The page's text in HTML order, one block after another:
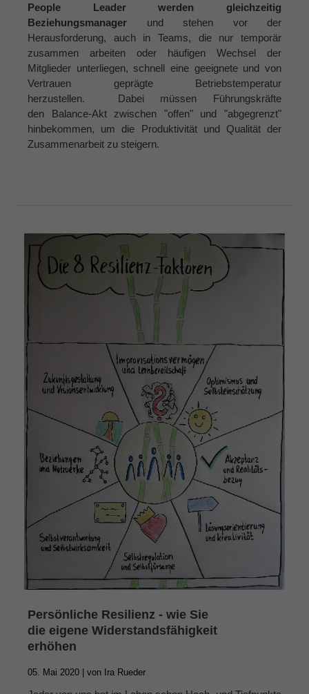
People Leader werden gleichzeitig
Beziehungsmanager und stehen vor der
Herausforderung, auch in Teams, die nur temporär
zusammen arbeiten oder häufigen Wechsel der
Mitglieder unterliegen, schnell eine geeignete und von
Vertrauen geprägte Betriebstemperatur
herzustellen. Dabei müssen Führungskräfte
den Balance-Akt zwischen "offen" und "abgegrenzt"
hinbekommen, um die Produktivität und Qualität der
Zusammenarbeit zu steigern.
Persönliche Resilienz - wie Sie
die eigene Widerstandsfähigkeit
erhöhen
05. Mai 2020 | von Ira Rueder